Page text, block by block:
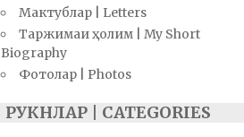
Мактублар | Letters
Таржимаи ҳолим | My Short
Biography
Фотолар | Photos
РУКНЛАР | CATEGORIES